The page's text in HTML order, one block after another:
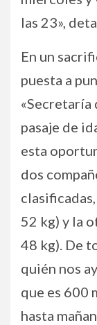
las 23»,
En un
puesta a
pasaje de
esta
dos
52 kg) y la
48 kg). De
quién nos
que es 600
hasta